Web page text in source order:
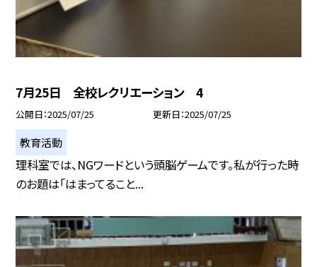
7月25日 全校レクリエーション 4
公開日 2025/07/25 更新日 2025/07/25
教育活動
理科室では、NGワードという頭脳ゲームです。私が行った時
のお題は「はまってること...